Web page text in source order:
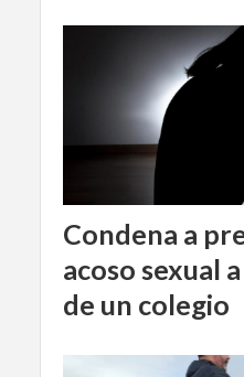
Condena a
acoso sexual
de un colegio